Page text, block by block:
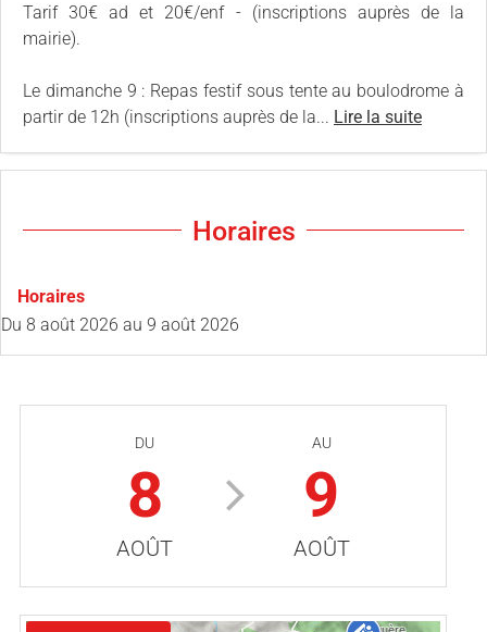
Tarif 30€ ad et 20€/enf - (inscriptions auprès de la
mairie).
Le dimanche 9 : Repas festif sous tente au boulodrome à
partir de 12h (inscriptions auprès de la... Lire la suite
Horaires
Horaires
Du 8 août 2026 au 9 août 2026
DU
8
AOÛT
AU
9
AOÛT